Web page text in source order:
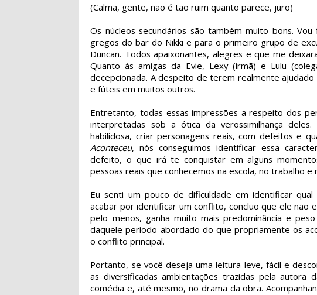
(Calma, gente, não é tão ruim quanto parece, juro)
Os núcleos secundários são também muito bons.
gregos do bar do Nikki e para o primeiro grupo de
Duncan. Todos apaixonantes, alegres e que me
Quanto às amigas da Evie, Lexy (irmã) e Lulu
decepcionada. A despeito de terem realmente
e fúteis em muitos outros.
Entretanto, todas essas impressões a respeito dos
interpretadas sob a ótica da verossimilhança
habilidosa, criar personagens reais, com defeitos e
Aconteceu, nós conseguimos identificar essa
defeito, o que irá te conquistar em alguns
pessoas reais que conhecemos na escola, no trabalho e
Eu senti um pouco de dificuldade em identificar
acabar por identificar um conflito, concluo que ele não
pelo menos, ganha muito mais predominância e
daquele período abordado do que propriamente os
o conflito principal.
Portanto, se você deseja uma leitura leve, fácil e
as diversificadas ambientações trazidas pela
comédia e, até mesmo, no drama da obra.